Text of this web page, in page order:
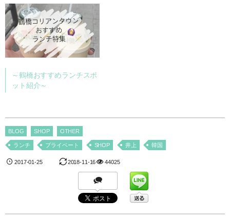
～鶴橋おすすめランチスポ
ット紹介～
BLOG SHOP OTHER
ランチ プライベート SHOP 井上 韓国
2017-01-25 2018-11-16 44025